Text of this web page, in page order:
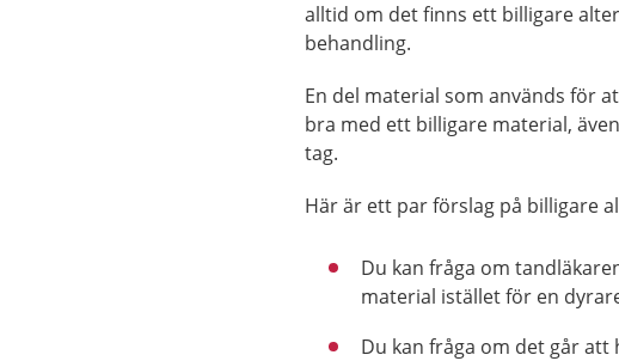
alltid om det finns ett billigare
behandling.
En del material som används för
bra med ett billigare material,
tag.
Här är ett par förslag på billigare
Du kan fråga om
material istället för en
Du kan fråga om det går att